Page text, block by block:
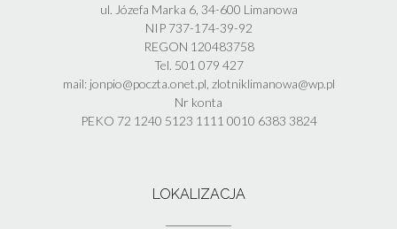
ul. Józefa Marka 6, 34-600 Limanowa
NIP 737-174-39-92
REGON 120483758
Tel. 501 079 427
mail: jonpio@poczta.onet.pl, zlotniklimanowa@wp.pl
Nr konta
PEKO 72 1240 5123 1111 0010 6383 3824
LOKALIZACJA